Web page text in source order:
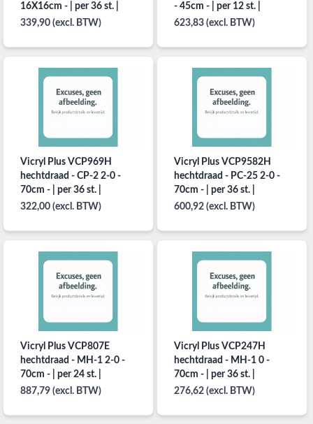
16X16cm - | per 36 st. |
339,90 (excl. BTW)
- 45cm - | per 12 st. |
623,83 (excl. BTW)
Vicryl Plus VCP969H
hechtdraad - CP-2 2-0 -
70cm - | per 36 st. |
322,00 (excl. BTW)
Vicryl Plus VCP9582H
hechtdraad - PC-25 2-0 -
70cm - | per 36 st. |
600,92 (excl. BTW)
Vicryl Plus VCP807E
hechtdraad - MH-1 2-0 -
70cm - | per 24 st. |
887,79 (excl. BTW)
Vicryl Plus VCP247H
hechtdraad - MH-1 0 -
70cm - | per 36 st. |
276,62 (excl. BTW)